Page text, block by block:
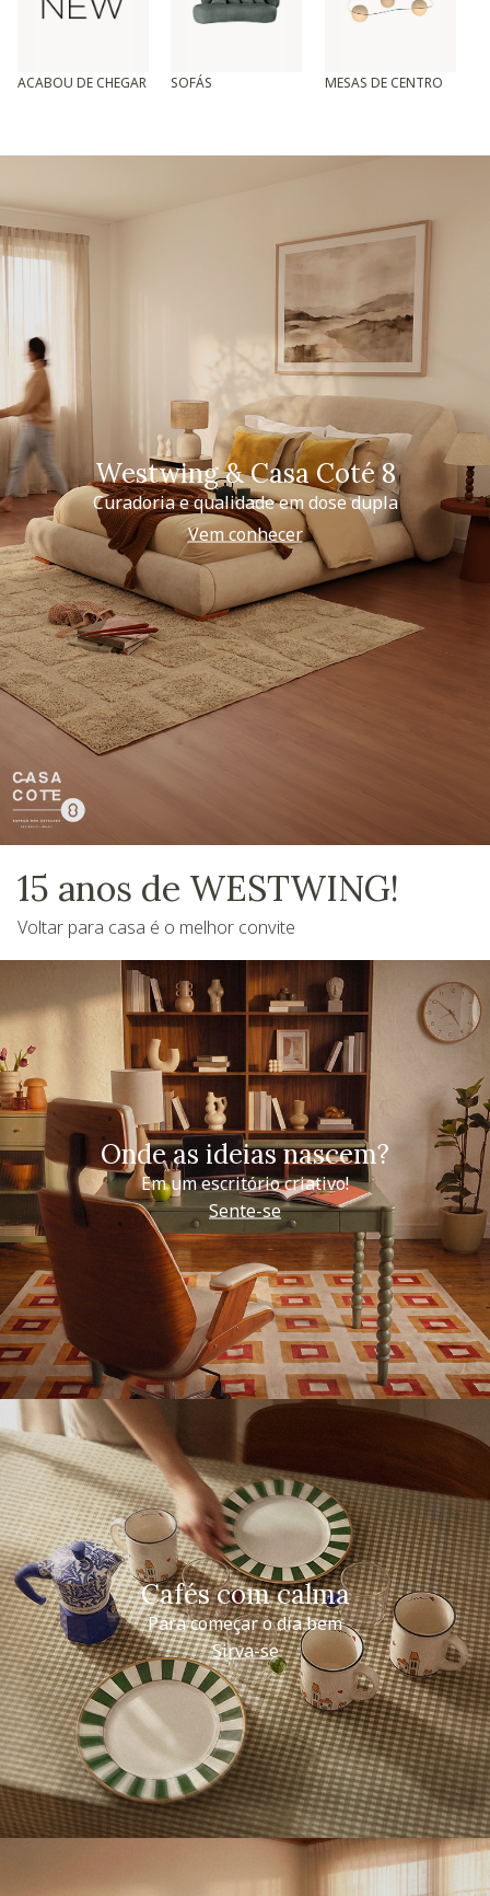
ACABOU DE CHEGAR SOFÁS MESAS DE CENTRO
Westwing & Casa Coté 8
Curadoria e qualidade em dose dupla
Vem conhecer
15 anos de WESTWING!
Voltar para casa é o melhor convite
Onde as ideias nascem?
Em um escritório criativo!
Sente-se
Cafés com calma
Para começar o dia bem
Sirva-se